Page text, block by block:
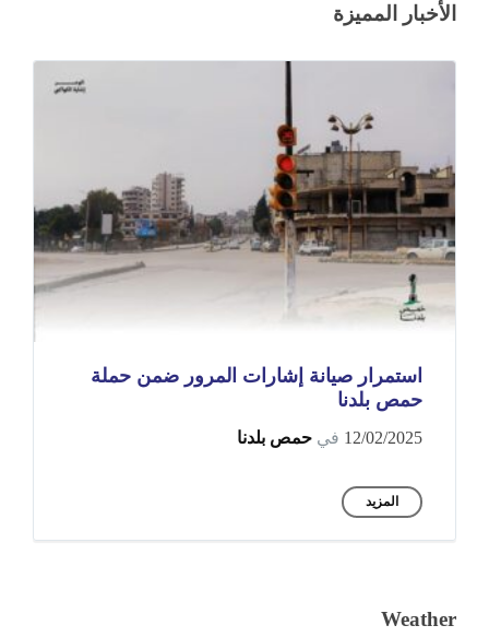
الأخبار المميزة
استمرار صيانة إشارات المرور ضمن حملة
حمص بلدنا
12/02/2025 في حمص بلدنا
المزيد
Weather